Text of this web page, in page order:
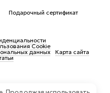
Подарочный сертификат
Cookie
данных
Карта сайта